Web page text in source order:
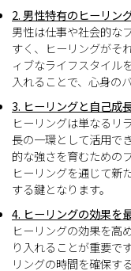
2. 男性特有のヒーリン
男性は仕事や社会的な
すく、ヒーリングがそ
ィブなライフスタイル
入れることで、心身の
3. ヒーリングと自己成
ヒーリングは単なるリ
長の一環として活用で
的な強さを育むための
ヒーリングを通じて新
する鍵となります。
4. ヒーリングの効果を
ヒーリングの効果を高
り入れることが重要で
リングの時間を確保す